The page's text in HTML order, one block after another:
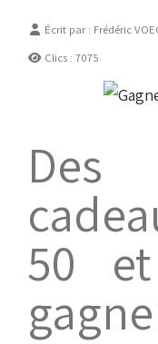
DétailsÉcrit par : Frédéric
Clics : 7075
50